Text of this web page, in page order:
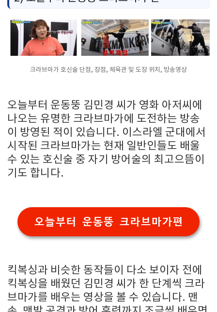
크라브마가 호신술 단점, 장점, 체육관 및 도장 위치, 방송영상
오늘부터 운동뚱 김민경 씨가 영화 아저씨에
나오는 유명한 크라브마가에 도전하는 방송
이 방영된 적이 있습니다. 이스라엘 군대에서
시작된 크라브마가는 현재 일반인들도 배울
수 있는 호신술 중 자기 방어술의 최고으뜸이
기도 합니다.
오늘부터 운동뚱 크라브마가편
킥복싱과 비슷한 동작들이 다소 보이자 전에
킥복싱을 배웠던 김민경 씨가 한 단계씩 크라
브마가를 배우는 영상을 볼 수 있습니다. 맨